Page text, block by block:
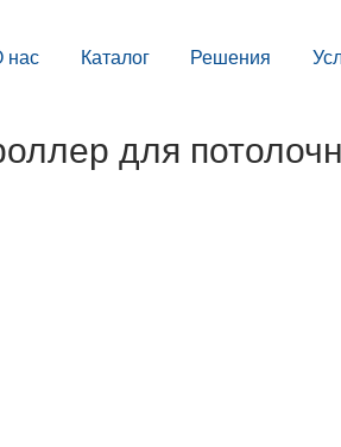
нас Каталог Решения
для